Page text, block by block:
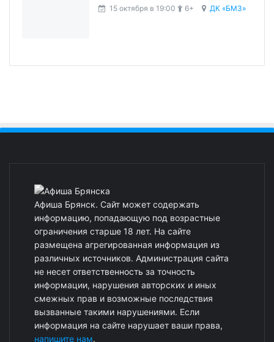
15 октября в 19:00 6+ ДК «БМЗ»
Афиша Брянск. Сайт может содержать
информацию, попадающую под возрастные
ограничения старше 18 лет. На сайте
размещена агрегированная информация из
различных источников. Администрация сайта
не несет ответственность за точность
информации, нарушения авторских и иных
смежных прав и возможные последствия
вызванные такими нарушениями. Если
информация на сайте нарушает ваши права,
напишите нам.